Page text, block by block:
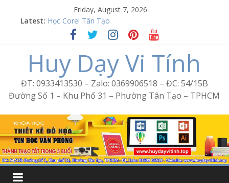
Friday, August 7, 2026
Latest:
Word Bình Trị Đông – Tin học văn phòng cấp tốc
Học Corel Tân Tạo
Cách tạo USB Boot bằng Ventoy
Excel Bình Trị Đông – Vi tính văn phòng cấp tốc
Huy Dạy Vi Tính
ĐT: 0933413530 – Zalo: 0369906518 – ĐC: 54/15B
Đường Số 1 – Khu Phố 31 – Phường Tân Tạo – TPHCM